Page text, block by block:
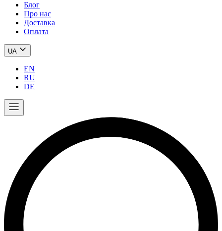
Блог
Про нас
Доставка
Оплата
UA
EN
RU
DE